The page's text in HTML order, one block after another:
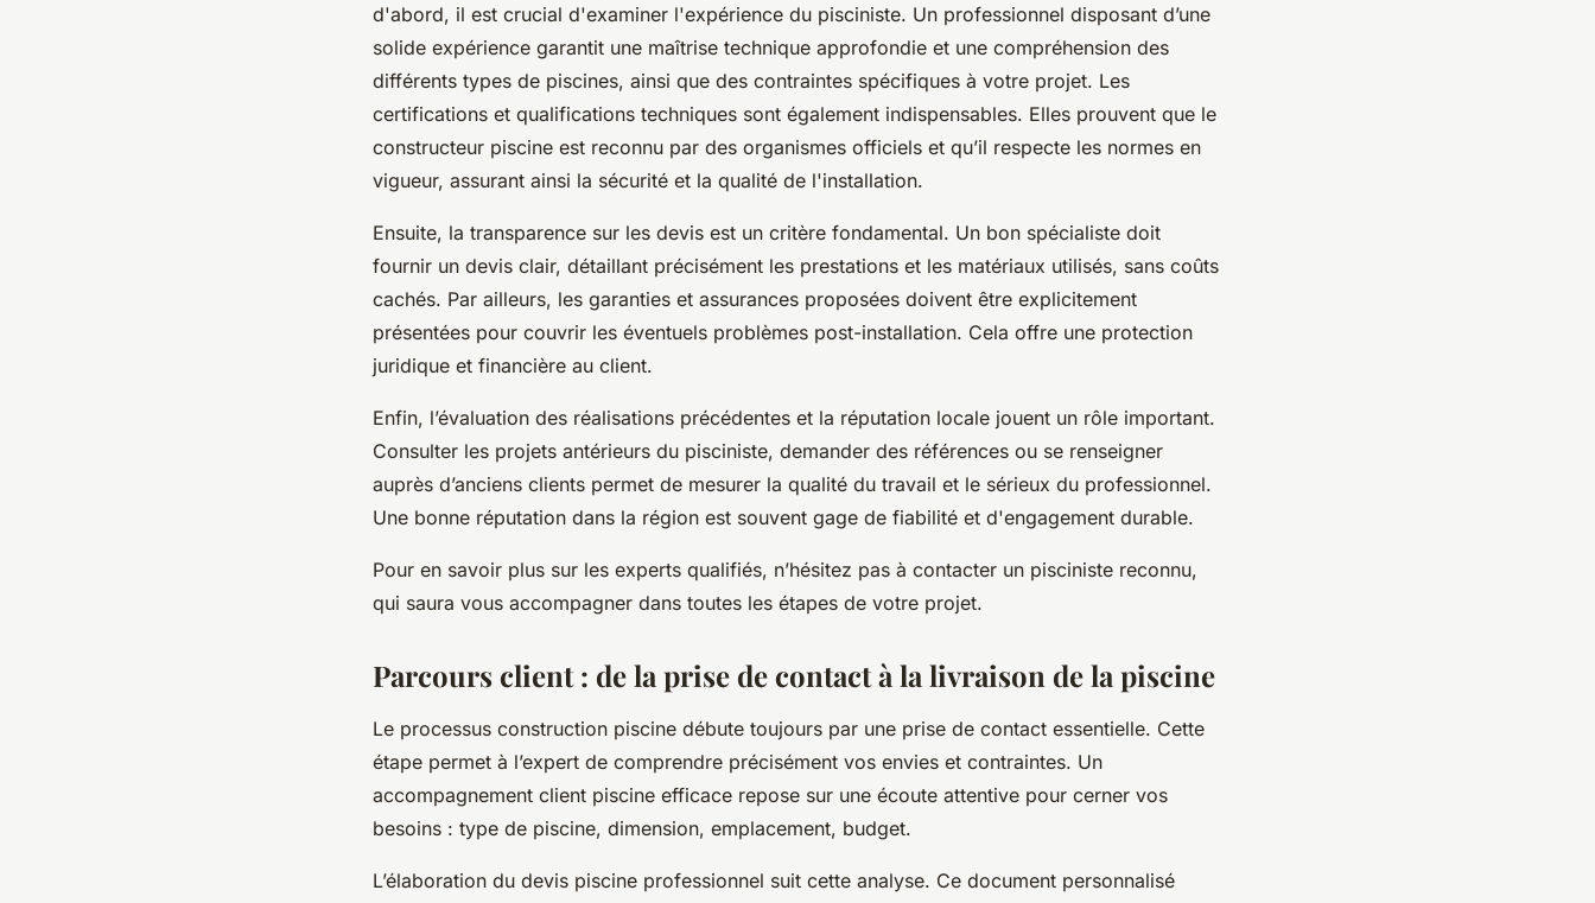
d'abord, il est crucial d'examiner l'expérience du pisciniste. Un professionnel disposant d’une
solide expérience garantit une maîtrise technique approfondie et une compréhension des
différents types de piscines, ainsi que des contraintes spécifiques à votre projet. Les
certifications et qualifications techniques sont également indispensables. Elles prouvent que le
constructeur piscine est reconnu par des organismes officiels et qu’il respecte les normes en
vigueur, assurant ainsi la sécurité et la qualité de l'installation.
Ensuite, la transparence sur les devis est un critère fondamental. Un bon spécialiste doit
fournir un devis clair, détaillant précisément les prestations et les matériaux utilisés, sans coûts
cachés. Par ailleurs, les garanties et assurances proposées doivent être explicitement
présentées pour couvrir les éventuels problèmes post-installation. Cela offre une protection
juridique et financière au client.
Enfin, l’évaluation des réalisations précédentes et la réputation locale jouent un rôle important.
Consulter les projets antérieurs du pisciniste, demander des références ou se renseigner
auprès d’anciens clients permet de mesurer la qualité du travail et le sérieux du professionnel.
Une bonne réputation dans la région est souvent gage de fiabilité et d'engagement durable.
Pour en savoir plus sur les experts qualifiés, n’hésitez pas à contacter un pisciniste reconnu,
qui saura vous accompagner dans toutes les étapes de votre projet.
Parcours client : de la prise de contact à la livraison de la piscine
Le processus construction piscine débute toujours par une prise de contact essentielle. Cette
étape permet à l’expert de comprendre précisément vos envies et contraintes. Un
accompagnement client piscine efficace repose sur une écoute attentive pour cerner vos
besoins : type de piscine, dimension, emplacement, budget.
L’élaboration du devis piscine professionnel suit cette analyse. Ce document personnalisé